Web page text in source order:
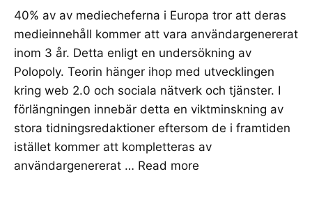
40% av av mediecheferna i Europa tror att deras
medieinnehåll kommer att vara användargenererat
inom 3 år. Detta enligt en undersökning av
Polopoly. Teorin hänger ihop med utvecklingen
kring web 2.0 och sociala nätverk och tjänster. I
förlängningen innebär detta en viktminskning av
stora tidningsredaktioner eftersom de i framtiden
istället kommer att kompletteras av
användargenererat … Read more